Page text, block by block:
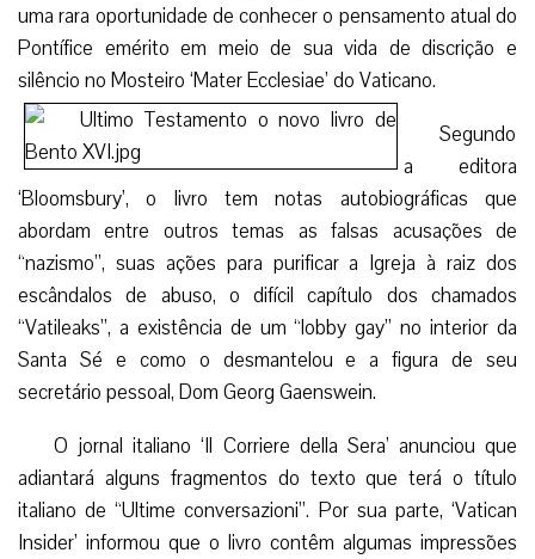
uma rara oportunidade de conhecer o pensamento atual do
Pontífice emérito em meio de sua vida de discrição e
silêncio no Mosteiro ‘Mater Ecclesiae’ do Vaticano.
Segundo
a editora
‘Bloomsbury’, o livro tem notas autobiográficas que
abordam entre outros temas as falsas acusações de
“nazismo”, suas ações para purificar a Igreja à raiz dos
escândalos de abuso, o difícil capítulo dos chamados
“Vatileaks”, a existência de um “lobby gay” no interior da
Santa Sé e como o desmantelou e a figura de seu
secretário pessoal, Dom Georg Gaenswein.
O jornal italiano ‘Il Corriere della Sera’ anunciou que
adiantará alguns fragmentos do texto que terá o título
italiano de “Ultime conversazioni”. Por sua parte, ‘Vatican
Insider’ informou que o livro contêm algumas impressões